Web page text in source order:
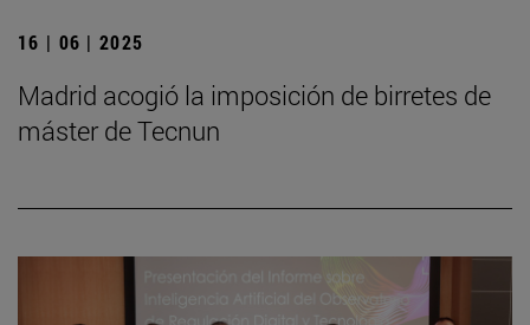
16 | 06 | 2025
Madrid acogió la imposición de birretes de
máster de Tecnun